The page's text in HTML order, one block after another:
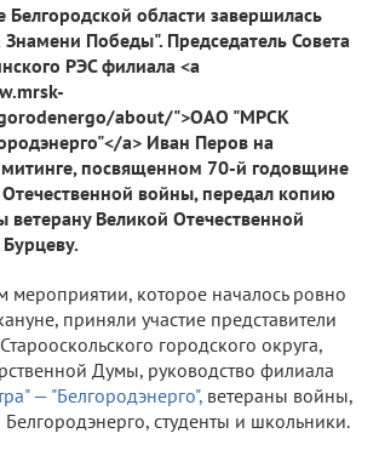
Белгородской области завершилась
Знамени Победы". Председатель Совета
РЭС филиала <a
about/">ОАО "МРСК
a> Иван Перов на
посвященном 70-й годовщине
войны, передал копию
Великой Отечественной
мероприятии, которое началось ровно
приняли участие представители
городского округа,
Думы, руководство филиала
— "Белгородэнерго", ветераны войны,
студенты и школьники.